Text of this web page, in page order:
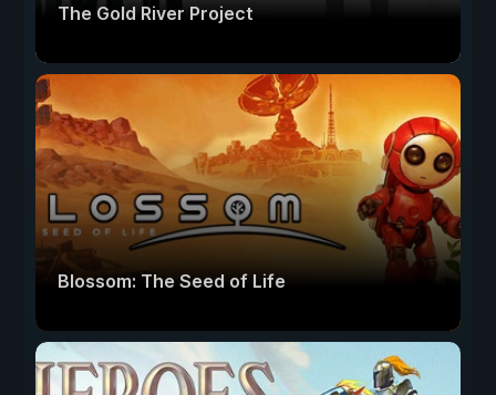
The Gold River Project
Blossom: The Seed of Life